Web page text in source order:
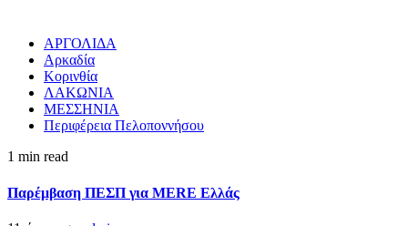
ΑΡΓΟΛΙΔΑ
Αρκαδία
Κορινθία
ΛΑΚΩΝΙΑ
ΜΕΣΣΗΝΙΑ
Περιφέρεια Πελοποννήσου
1 min read
Παρέμβαση ΠΕΣΠ για MERE Ελλάς